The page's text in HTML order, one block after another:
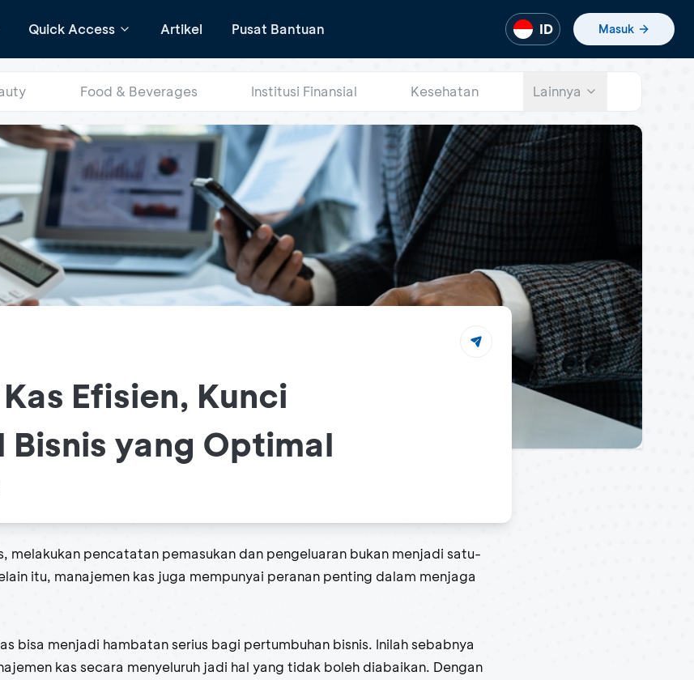
Quick Access Artikel Pusat Bantuan ID Masuk
Food & Beverages Institusi Finansial Kesehatan Lainnya
Efisien, Kunci
Bisnis yang Optimal
melakukan pencatatan pemasukan dan pengeluaran bukan menjadi satu-
itu, manajemen kas juga mempunyai peranan penting dalam menjaga
bisa menjadi hambatan serius bagi pertumbuhan bisnis. Inilah sebabnya
kas secara menyeluruh jadi hal yang tidak boleh diabaikan. Dengan